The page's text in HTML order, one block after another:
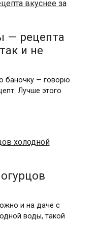
— рецепта
и не
баночку — говорю
Лучше этого
и на даче с
воды, такой